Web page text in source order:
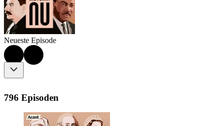
Neueste Episode
796 Episoden